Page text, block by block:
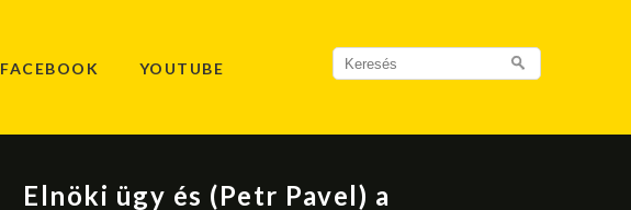
FACEBOOK YOUTUBE
Search
for:
Elnöki ügy és (Petr Pavel) a